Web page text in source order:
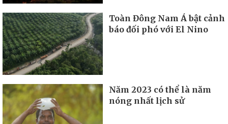
Toàn Đông Nam Á bật cảnh
báo đối phó với El Nino
Năm 2023 có thể là năm
nóng nhất lịch sử